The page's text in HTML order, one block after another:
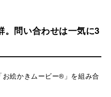
問い合わせは一気に3
絵かきムービー®」を組み合